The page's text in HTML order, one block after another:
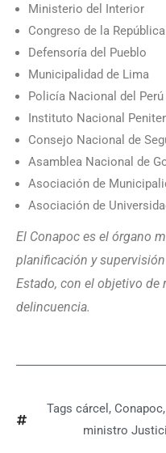
Ministerio del Interior
Congreso de la República
Defensoría del Pueblo
Municipalidad de Lima
Policía Nacional del Perú
Instituto Nacional
Consejo Nacional de
Asamblea Nacional de
Asociación de
Asociación de
El Conapoc es el órgano
planificación y
Estado, con el objetivo de
delincuencia.
Tags cárcel , Conapoc,
ministro